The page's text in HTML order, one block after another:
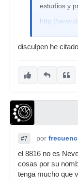
estudios y
http://
http://
y esto
http://
disculpen he
#7 por
el 8816 no es
cosas por su
tenga mucho que